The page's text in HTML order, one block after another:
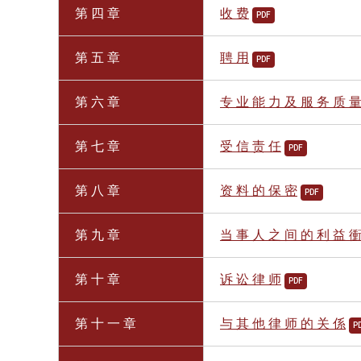
第 四 章 收 费 PDF
第 五 章 聘 用 PDF
第 六 章 专 业 能 力 及 服 务 质 量
第 七 章 受 信 责 任 PDF
第 八 章 资 料 的 保 密 PDF
第 九 章 当 事 人 之 间 的 利 益
第 十 章 诉 讼 律 师 PDF
第 十 一 章 与 其 他 律 师 的 关 係